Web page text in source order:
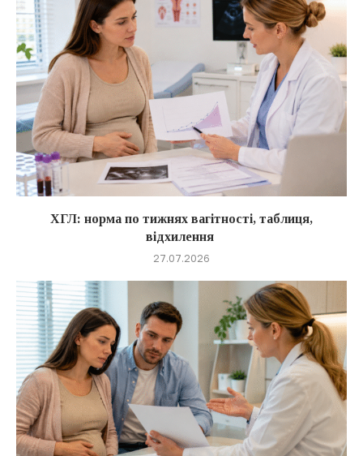
ХГЛ: норма по тижнях вагітності, таблиця,
відхилення
27.07.2026